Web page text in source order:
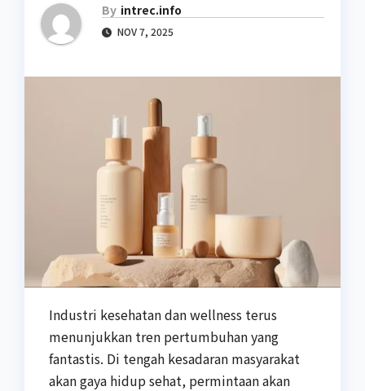
By intrec.info
NOV 7, 2025
Industri kesehatan dan wellness terus
menunjukkan tren pertumbuhan yang
fantastis. Di tengah kesadaran masyarakat
akan gaya hidup sehat, permintaan akan